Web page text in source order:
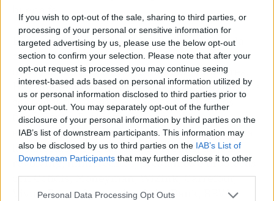
If you wish to opt-out of the sale, sharing to third parties, or
processing of your personal or sensitive information for
targeted advertising by us, please use the below opt-out
section to confirm your selection. Please note that after your
opt-out request is processed you may continue seeing
interest-based ads based on personal information utilized by
us or personal information disclosed to third parties prior to
your opt-out. You may separately opt-out of the further
disclosure of your personal information by third parties on the
IAB’s list of downstream participants. This information may
also be disclosed by us to third parties on the IAB’s List of
Downstream Participants that may further disclose it to other
Personal Data Processing Opt Outs
El despacho, junto al mecanismo de segunda
oportunidad, también está especializado en la
defensa de los derechos de los consumidores.
Hay que reseñar que, por esta razón, analiza los
contratos firmados con bancos y entidades
financieras. El objetivo es comprobar la
existencia de posibles cláusulas abusivas para
la cancelación de tarjetas de crédito, tarjetas
revolving, minicréditos, préstamos e hipotecas
con Cofidis, Moneyman, WiZink, Carrefour,
Vivus, Banco Santander, CaixaBank, BBVA,